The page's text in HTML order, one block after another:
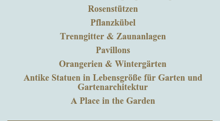
Rosenstützen
Pflanzkübel
Trenngitter & Zaunanlagen
Pavillons
Orangerien & Wintergärten
Antike Statuen in Lebensgröße für Garten und
Gartenarchitektur
A Place in the Garden